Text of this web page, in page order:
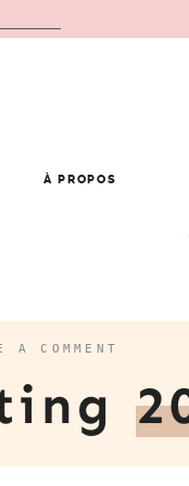
À PROPOS
A COMMENT